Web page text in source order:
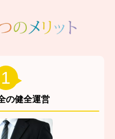
1
の健全運営